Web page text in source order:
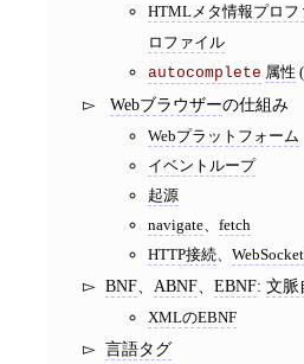
HTMLメタ情報プロフ
ロファイル
autocomplete 属性 (
Webブラウザーの仕組み
Webプラットフォーム
イベントループ
起源
navigate、 fetch
HTTP接続、
BNF ABNF 、EBNF:文脈
XMLのEBNF
言語タグ